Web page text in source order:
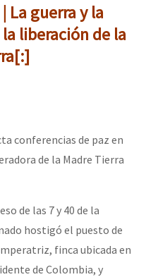
La guerra y la
liberación de la
conferencias de paz en
de la Madre Tierra
de las 7 y 40 de la
hostigó el puesto de
finca ubicada en
de Colombia, y